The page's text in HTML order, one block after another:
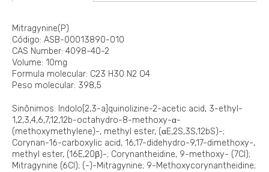
Mitragynine(P)
Código: ASB-00013890-010
CAS Number: 4098-40-2
Volume: 10mg
Formula molecular: C23 H30 N2 O4
Peso molecular: 398,5
Sinônimos: Indolo[2,3-a]quinolizine-2-acetic acid, 3-ethyl-
1,2,3,4,6,7,12,12b-octahydro-8-methoxy-α-
(methoxymethylene)-, methyl ester, (αE,2S,3S,12bS)-;
Corynan-16-carboxylic acid, 16,17-didehydro-9,17-dimethoxy-,
methyl ester, (16E,20β)-; Corynantheidine, 9-methoxy- (7CI);
Mitragynine (6CI); (-)-Mitragynine; 9-Methoxycorynantheidine;